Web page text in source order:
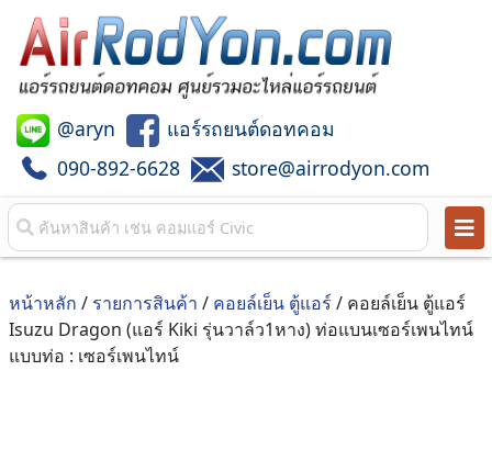
@aryn
แอร์รถยนต์ดอทคอม
090-892-6628
store@airrodyon.com
หน้าหลัก / รายการสินค้า / คอยล์เย็น ตู้แอร์ / คอยล์เย็น ตู้แอร์
Isuzu Dragon (แอร์ Kiki รุ่นวาล์ว1หาง) ท่อแบนเซอร์เพนไทน์
แบบท่อ : เซอร์เพนไทน์